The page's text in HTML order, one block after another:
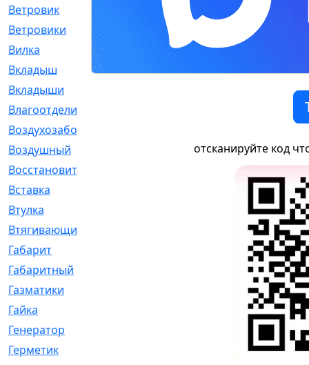
Ветровик
Ветровики
Вилка
Вкладыш
[41]
Вкладыши
Влагоотделитель
Воздухозаборник
Воздушный
Восстановительный
Вставка
Втулка
Втягивающий
Габарит
Габаритный
Газматики
Гайка
Генератор
Герметик
отсканируйте код